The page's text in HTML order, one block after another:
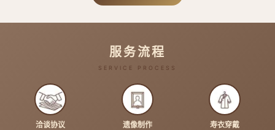
服务流程
SERVICE PROCESS
洽谈协议 遗像制作 寿衣穿戴